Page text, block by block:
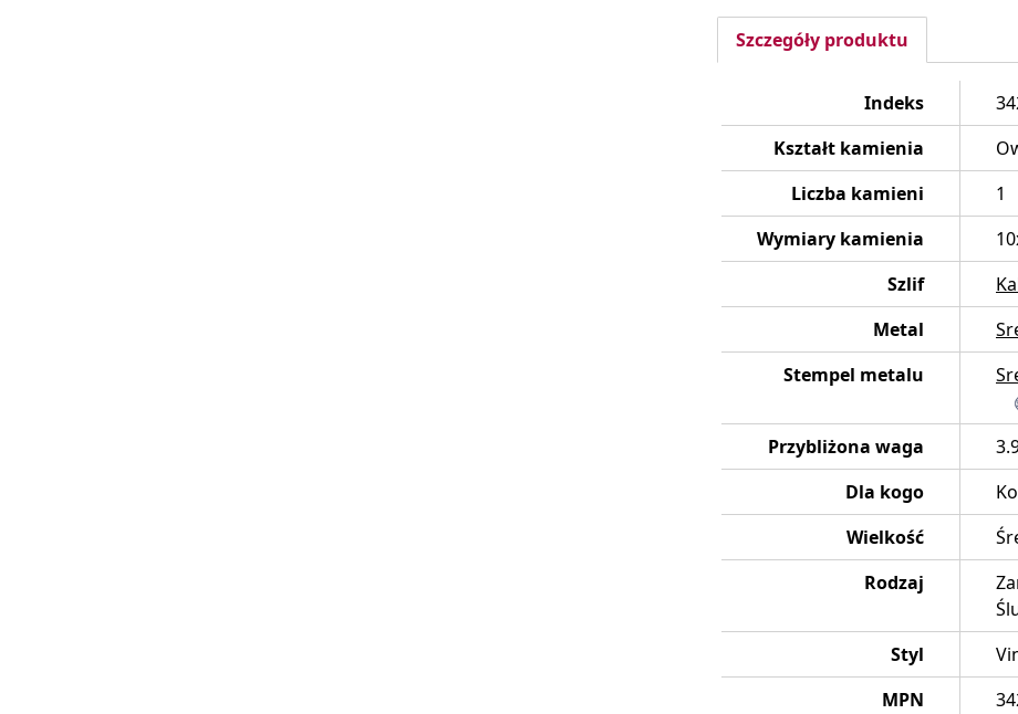
Szczegóły produktu
Indeks
Kształt kamienia
Liczba kamieni
1
Wymiary kamienia
Szlif
Metal
Stempel metalu
Przybliżona waga
Dla kogo
Wielkość
Rodzaj
Styl
MPN